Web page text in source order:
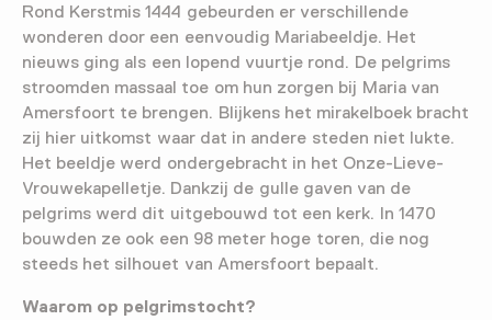
Rond Kerstmis 1444 gebeurden er verschillende
wonderen door een eenvoudig Mariabeeldje. Het
nieuws ging als een lopend vuurtje rond. De pelgrims
stroomden massaal toe om hun zorgen bij Maria van
Amersfoort te brengen. Blijkens het mirakelboek bracht
zij hier uitkomst waar dat in andere steden niet lukte.
Het beeldje werd ondergebracht in het Onze-Lieve-
Vrouwekapelletje. Dankzij de gulle gaven van de
pelgrims werd dit uitgebouwd tot een kerk. In 1470
bouwden ze ook een 98 meter hoge toren, die nog
steeds het silhouet van Amersfoort bepaalt.
Waarom op pelgrimstocht?